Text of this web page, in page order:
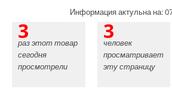
Информация актульна на:
3
раз этот товар
сегодня
просмотрели
3
человек
просматривает
эту страницу